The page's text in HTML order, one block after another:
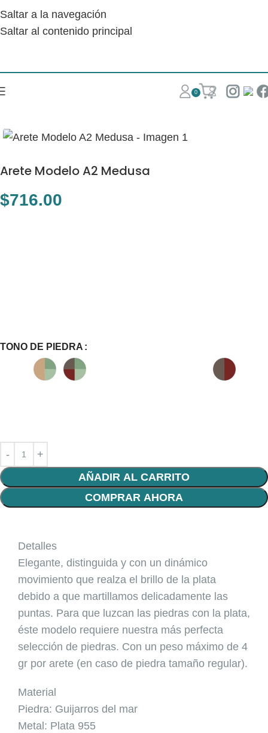
Saltar a la navegación
Saltar al contenido principal
0
Arete Modelo A2 Medusa
$716.00
TONO DE PIEDRA
AÑADIR AL CARRITO
COMPRAR AHORA
Detalles
Elegante, distinguida y con un dinámico
movimiento que realza el brillo de la plata
debido a que martillamos delicadamente las
puntas. Para que luzcan las piedras con la plata,
éste modelo requiere nuestra más perfecta
selección de piedras. Con un peso máximo de 4
gr por arete (en caso de piedra tamaño regular).
Material
Piedra: Guijarros del mar
Metal: Plata 955